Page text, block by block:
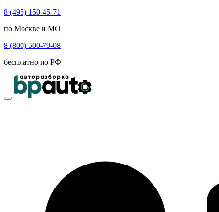
8 (495) 150-45-71
по Москве и МО
8 (800) 500-79-08
бесплатно по РФ